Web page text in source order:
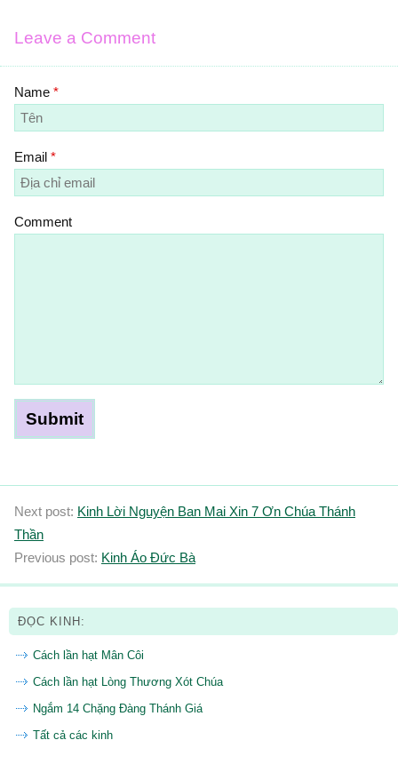
Leave a Comment
Name *
Email *
Comment
Next post: Kinh Lời Nguyện Ban Mai Xin 7 Ơn Chúa Thánh
Thần
Previous post: Kinh Áo Đức Bà
ĐỌC KINH:
Cách lần hạt Mân Côi
Cách lần hạt Lòng Thương Xót Chúa
Ngắm 14 Chặng Đàng Thánh Giá
Tất cả các kinh